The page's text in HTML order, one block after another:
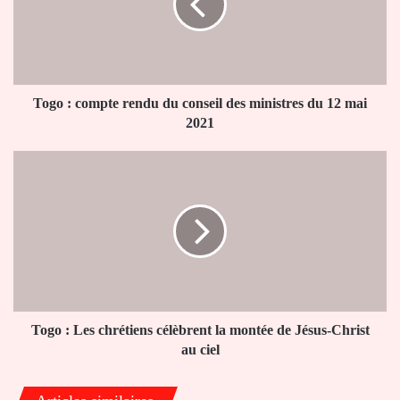
du
Togo : compte rendu du conseil des ministres du 12 mai
2021
Jésus-
ChristTogo : Les chrétiens célèbrent la montée de Jésus-Christ
au ciel